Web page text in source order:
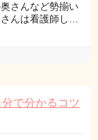
さんなど勢揃い
んは看護師し…
で分かるコツ